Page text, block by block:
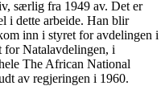
særlig fra 1949 av. Det er
i dette arbeide. Han blir
inn i styret for avdelingen i
for Natalavdelingen, i
The African National
av regjeringen i 1960.